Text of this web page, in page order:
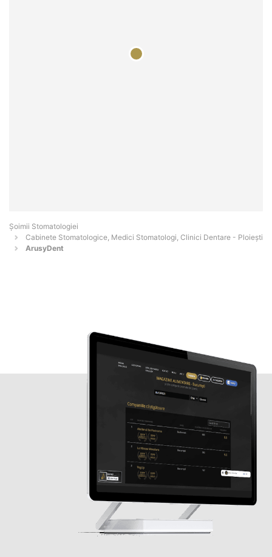
Șoimii Stomatologiei
Cabinete Stomatologice, Medici Stomatologi, Clinici Dentare - Ploieşti
ArusyDent